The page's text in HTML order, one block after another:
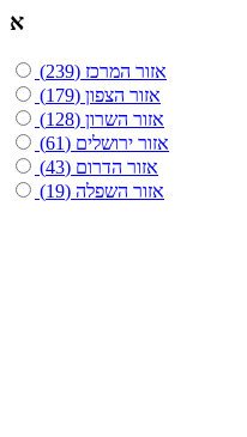
א
אזור המרכז (239)
אזור הצפון (179)
אזור השרון (128)
אזור ירושלים (61)
אזור הדרום (43)
אזור השפלה (19)